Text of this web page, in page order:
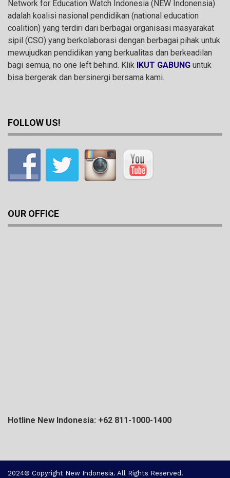
Network for Education Watch Indonesia (NEW Indonensia)
adalah koalisi nasional pendidikan (national education
coalition) yang terdiri dari berbagai organisasi masyarakat
sipil (CSO) yang berkolaborasi dengan berbagai pihak untuk
mewujudkan pendidikan yang berkualitas dan berkeadilan
bagi semua, no one left behind. Klik IKUT GABUNG untuk
bisa bergerak dan bersinergi bersama kami.
FOLLOW US!
OUR OFFICE
Hotline New Indonesia: +62 811-1000-1400
2024© Copyright New Indonesia. All Rights Reserved.